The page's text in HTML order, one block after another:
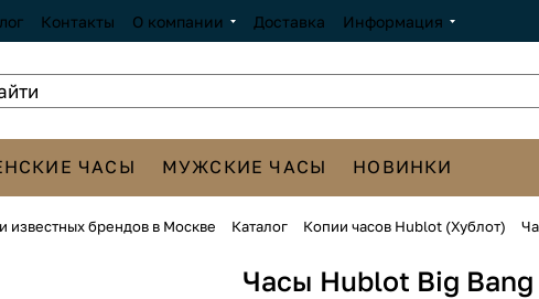
Контакты О компании Доставка Информация
ЧАСЫ МУЖСКИЕ ЧАСЫ НОВИНКИ
известных брендов в Москве Каталог Копии часов Hublot (Хублот)
Часы Hublot Big Bang